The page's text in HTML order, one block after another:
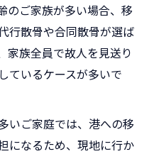
のご家族が多い場合、移
行散骨や合同散骨が選ば
家族全員で故人を見送り
ているケースが多いで
いご家庭では、港への移
になるため、現地に行か